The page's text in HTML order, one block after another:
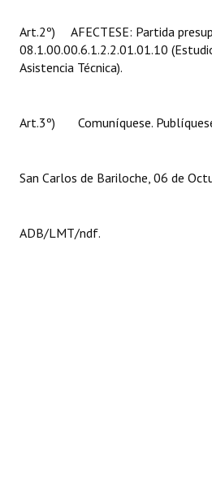
Art.2º) AFECTESE: Partida
08.1.00.00.6.1.2.2.01.01.10
Asistencia Técnica).
Art.3º) Comuníquese.
San Carlos de Bariloche, 06 de
ADB/LMT/ndf.